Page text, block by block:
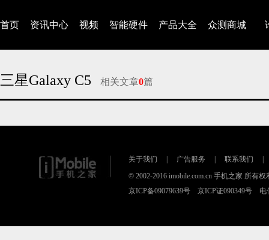
首页 资讯中心 视频 智能硬件 产品大全 众测商城
三星Galaxy C5 相关文章0篇
关于我们 广告服务 联系我们
© 2002-2016 imobile.com.cn 手机之家 所有权
京ICP备09079639号 京ICP证090349号 电